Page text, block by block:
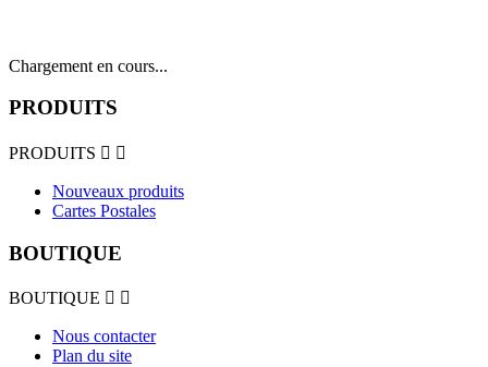
Chargement en cours...
PRODUITS
PRODUITS  
Nouveaux produits
Cartes Postales
BOUTIQUE
BOUTIQUE  
Nous contacter
Plan du site